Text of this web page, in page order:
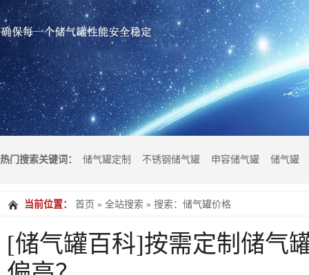
热门搜索关键词： 储气罐定制 不锈钢储气罐 申容储气罐 储气罐
气罐价格 储气罐品牌 储气罐容量2方
当前位置： 首页 » 全站搜索 » 搜索：储气罐价格
[储气罐百科]按需定制储气